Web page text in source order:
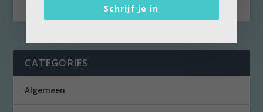
CATEGORIES
Algemeen
Schrijf je in